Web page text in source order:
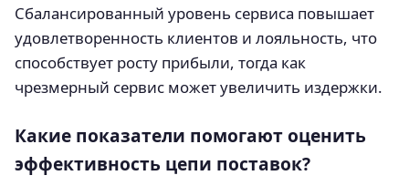
Сбалансированный уровень сервиса повышает
удовлетворенность клиентов и лояльность, что
способствует росту прибыли, тогда как
чрезмерный сервис может увеличить издержки.
Какие показатели помогают оценить
эффективность цепи поставок?